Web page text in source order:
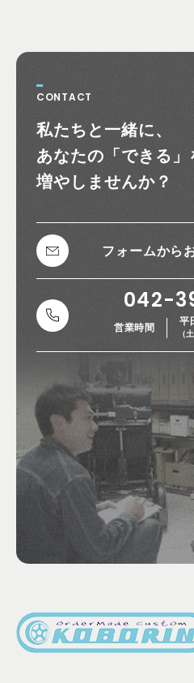
CONTACT
私たちと一緒に、
あなたの 「できる」
増やしませんか？
フォームから
042-
営業時間
平
（